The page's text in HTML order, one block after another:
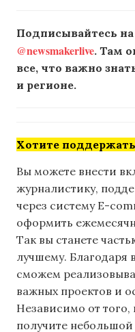
Подписывайтесь
@newsmakerlive. Там
все, что важно
и регионе.
Хотите
Вы можете внести
журналистику,
через систему E-
оформить
Так вы станете
лучшему.
сможем
важных проектов и
Независимо от
получите